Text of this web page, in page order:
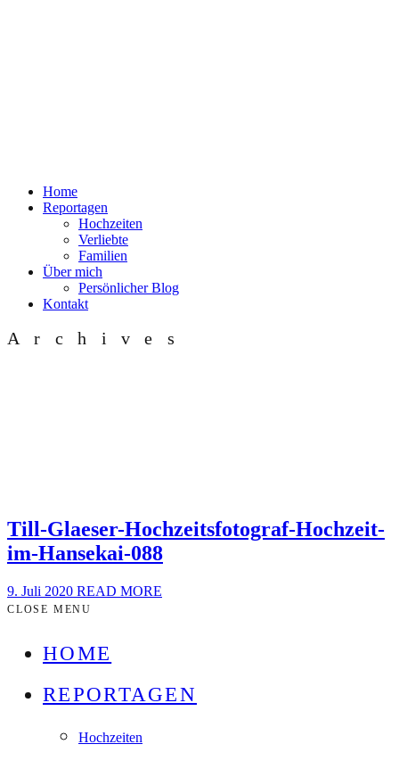
Home
Reportagen
Hochzeiten
Verliebte
Familien
Über mich
Persönlicher Blog
Kontakt
Archives
Till-Glaeser-Hochzeitsfotograf-Hochzeit-
im-Hansekai-088
9. Juli 2020 READ MORE
CLOSE MENU
HOME
REPORTAGEN
Hochzeiten